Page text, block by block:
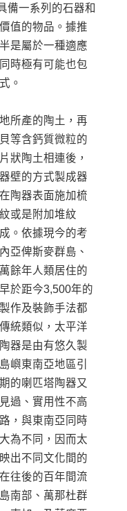
備一系列的石器和
值的物品。據推
是屬於一種適應
時極有可能也包
。
所產的陶土，再
等含鈣質微粒的
狀陶土相連後，
壁的方式製成器
陶器表面施加梳
或是附加堆紋
。依據現今的考
亞俾斯麥群島、
餘年人類居住的
於距今3,500年的
作及裝飾手法都
統類似，太平洋
器是由有悠久製
嶼東南亞地區引
的喇匹塔陶器又
過、實用性不高
，與東南亞同時
為不同，因而太
出不同文化間的
往後的百年間流
南部、萬那杜群